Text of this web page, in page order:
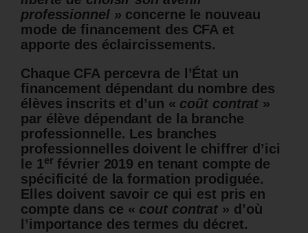
professionnel » concerne le nouveau
mode de financement des CFA et
apporte des éclaircissements.
Chaque CFA percevra de l’État un
financement dépendant du nombre des
élèves inscrits et d’un « coût contrat »
par élève dépendant de la branche
professionnelle. Les branches
professionnelles doivent le chiffrer d’ici
le 1erfévrier 2019 en tenant compte de
spécificité de la formation prodiguée.
Elles doivent savoir ce qui est pris en
compte dans ce « cout contrat » d’où
l’importance des termes du décret.